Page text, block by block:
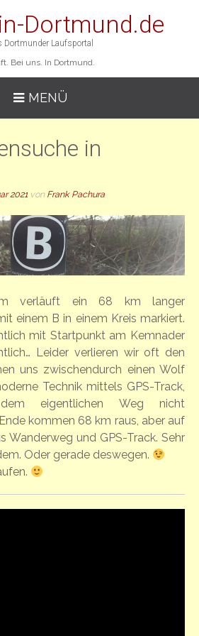
Dortmund.de
Dortmunder Laufsportal
Bei uns. In Dortmund.
MENÜ
in
2021 von Frank Pachura
verläuft ein 68 km langer
einem B in einem Kreis markiert.
mit Startpunkt am Kemnader
Leider verlieren wir oft den
uns zwischendurch einen Wolf
Technik mittels GPS-Track,
eigentlichen Weg nicht
kommen 68 km raus, aber auf
Wanderweg und GPS-Track. Sehr
Oder gerade deswegen.